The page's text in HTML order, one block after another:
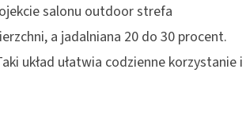
salonu outdoor strefa
a jadalniana 20 do 30 procent.
układ ułatwia codzienne korzystanie i